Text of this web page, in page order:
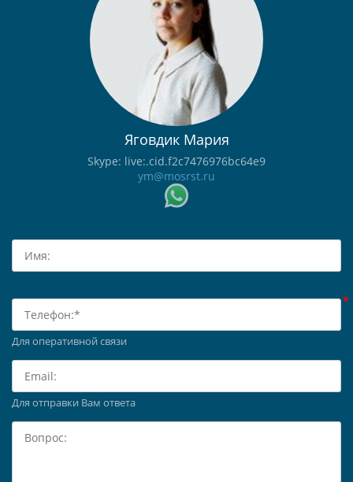
Яговдик Мария
Skype: live:.cid.f2c7476976bc64e9
ym@mosrst.ru
Для оперативной связи
Для отправки Вам ответа